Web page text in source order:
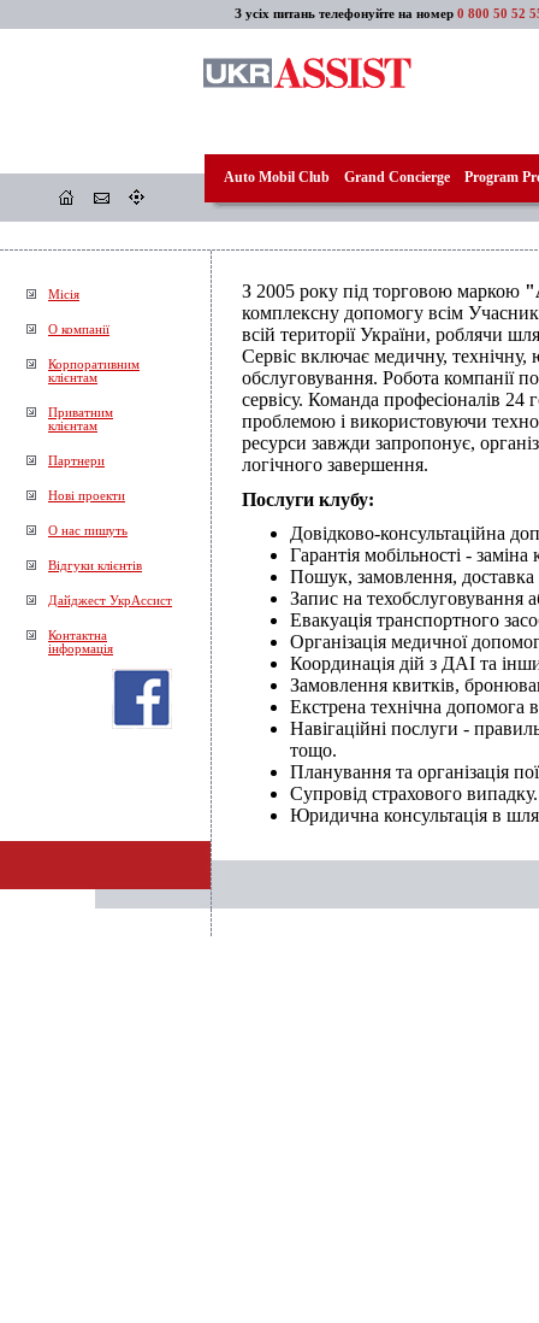
З усіх питань телефонуйте на номер 0 800 50 52
Auto Mobil Club Grand Concierge Program
Місія
О компанії
Корпоративним
клієнтам
Приватним
клієнтам
Партнери
Нові проекти
О нас пишуть
Відгуки клієнтів
Дайджест УкрАссист
Контактна
інформація
З 2005 року під торговою маркою
комплексну допомогу всім
всій території України, роблячи
Сервіс включає медичну,
обслуговування. Робота компанії
сервісу. Команда професіоналів
проблемою і використовуючи
ресурси завжди запропонує,
логічного завершення.
Послуги клубу:
Довідково-консультаційна
Гарантія мобільності -
Пошук, замовлення, доставка
Запис на техобслуговування
Евакуація транспортного
Організація медичної
Координація дій з ДАІ та
Замовлення квитків,
Екстрена технічна допомога
Навігаційні послуги -
тощо.
Планування та організація
Супровід страхового випадку.
Юридична консультація в